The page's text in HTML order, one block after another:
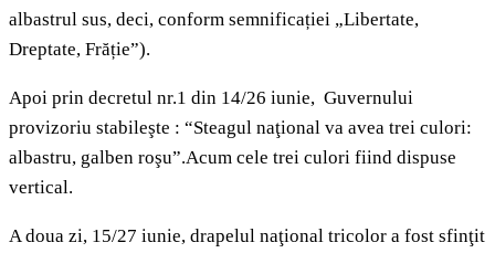
albastrul sus, deci, conform semnificației „Libertate,
Dreptate, Frăție”).
Apoi prin decretul nr.1 din 14/26 iunie, Guvernului
provizoriu stabileşte : “Steagul naţional va avea trei culori:
albastru, galben roşu”.Acum cele trei culori fiind dispuse
vertical.
A doua zi, 15/27 iunie, drapelul naţional tricolor a fost sfinţit